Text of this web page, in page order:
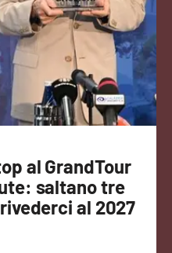
al GrandTour
saltano tre
al 2027